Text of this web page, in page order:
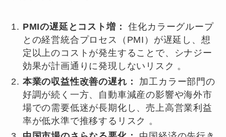
PMIの遅延とコスト増：
住化カラーグループ
との経営統合プロセス（PMI）が遅延し、想
定以上のコストが発生することで、シナジー
効果が計画通りに発現しないリスク 。
本業の収益性改善の遅れ：
加工カラー部門の
好調が続く一方、自動車減産の影響や海外市
場での需要低迷が長期化し、売上高営業利益
率が低水準で推移するリスク 。